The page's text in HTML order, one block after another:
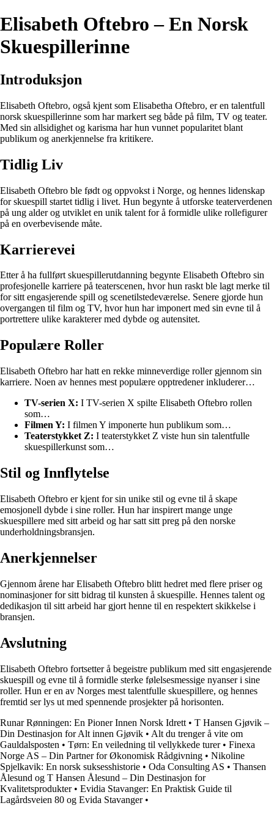
Elisabeth Oftebro – En Norsk
Skuespillerinne
Introduksjon
Elisabeth Oftebro, også kjent som Elisabetha Oftebro, er en talentfull
norsk skuespillerinne som har markert seg både på film, TV og teater.
Med sin allsidighet og karisma har hun vunnet popularitet blant
publikum og anerkjennelse fra kritikere.
Tidlig Liv
Elisabeth Oftebro ble født og oppvokst i Norge, og hennes lidenskap
for skuespill startet tidlig i livet. Hun begynte å utforske teaterverdenen
på ung alder og utviklet en unik talent for å formidle ulike rollefigurer
på en overbevisende måte.
Karrierevei
Etter å ha fullført skuespillerutdanning begynte Elisabeth Oftebro sin
profesjonelle karriere på teaterscenen, hvor hun raskt ble lagt merke til
for sitt engasjerende spill og scenetilstedeværelse. Senere gjorde hun
overgangen til film og TV, hvor hun har imponert med sin evne til å
portrettere ulike karakterer med dybde og autensitet.
Populære Roller
Elisabeth Oftebro har hatt en rekke minneverdige roller gjennom sin
karriere. Noen av hennes mest populære opptredener inkluderer…
TV-serien X: I TV-serien X spilte Elisabeth Oftebro rollen
som…
Filmen Y: I filmen Y imponerte hun publikum som…
Teaterstykket Z: I teaterstykket Z viste hun sin talentfulle
skuespillerkunst som…
Stil og Innflytelse
Elisabeth Oftebro er kjent for sin unike stil og evne til å skape
emosjonell dybde i sine roller. Hun har inspirert mange unge
skuespillere med sitt arbeid og har satt sitt preg på den norske
underholdningsbransjen.
Anerkjennelser
Gjennom årene har Elisabeth Oftebro blitt hedret med flere priser og
nominasjoner for sitt bidrag til kunsten å skuespille. Hennes talent og
dedikasjon til sitt arbeid har gjort henne til en respektert skikkelse i
bransjen.
Avslutning
Elisabeth Oftebro fortsetter å begeistre publikum med sitt engasjerende
skuespill og evne til å formidle sterke følelsesmessige nyanser i sine
roller. Hun er en av Norges mest talentfulle skuespillere, og hennes
fremtid ser lys ut med spennende prosjekter på horisonten.
Runar Rønningen: En Pioner Innen Norsk Idrett • T Hansen Gjøvik –
Din Destinasjon for Alt innen Gjøvik • Alt du trenger å vite om
Gauldalsposten • Tørn: En veiledning til vellykkede turer• Finexa
Norge AS – Din Partner for Økonomisk Rådgivning • Nikoline
Spjelkavik: En norsk suksesshistorie • Oda Consulting AS • Thansen
Ålesund og T Hansen Ålesund – Din Destinasjon for
Kvalitetsprodukter• Evidia Stavanger: En Praktisk Guide til
Lagårdsveien 80 og Evida Stavanger•